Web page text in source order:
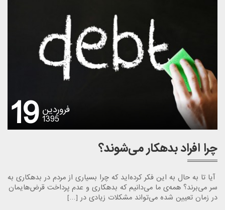
19 فروردین
1395
چرا افراد بدهکار می‌شوند؟
آیا تا به حال به این فکر کرده‌اید که چرا بسیاری از مردم در بدهکاری به
سر می‌برند؟ همه‌ی ما می‌دانیم که بدهکاری و عدم پرداخت قرض‌هایمان
در زمان تعیین شده می‌تواند مشکلات زیادی در […]